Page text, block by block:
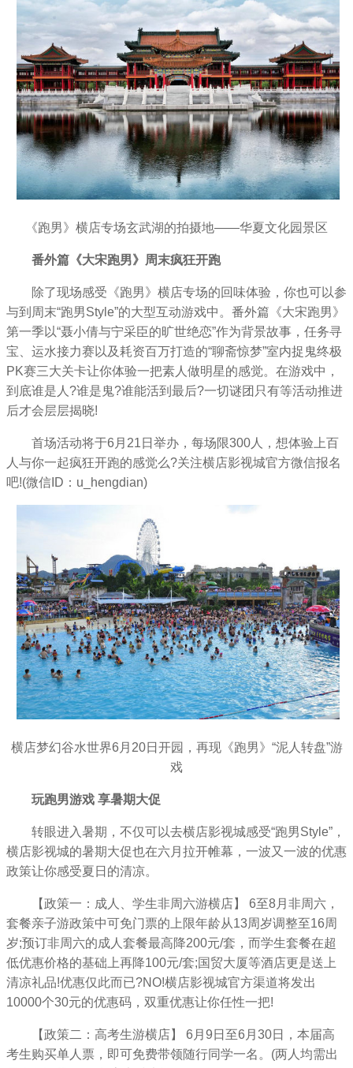
《跑男》横店专场玄武湖的拍摄地——华夏文化园景区
番外篇《大宋跑男》周末疯狂开跑
除了现场感受《跑男》横店专场的回味体验，你也可以参
与到周末“跑男Style”的大型互动游戏中。番外篇《大宋跑男》
第一季以“聂小倩与宁采臣的旷世绝恋”作为背景故事，任务寻
宝、运水接力赛以及耗资百万打造的“聊斋惊梦”室内捉鬼终极
PK赛三大关卡让你体验一把素人做明星的感觉。在游戏中，
到底谁是人?谁是鬼?谁能活到最后?一切谜团只有等活动推进
后才会层层揭晓!
首场活动将于6月21日举办，每场限300人，想体验上百
人与你一起疯狂开跑的感觉么?关注横店影视城官方微信报名
吧!(微信ID：u_hengdian)
横店梦幻谷水世界6月20日开园，再现《跑男》“泥人转盘”游
戏
玩跑男游戏 享暑期大促
转眼进入暑期，不仅可以去横店影视城感受“跑男Style”，
横店影视城的暑期大促也在六月拉开帷幕，一波又一波的优惠
政策让你感受夏日的清凉。
【政策一：成人、学生非周六游横店】 6至8月非周六，
套餐亲子游政策中可免门票的上限年龄从13周岁调整至16周
岁;预订非周六的成人套餐最高降200元/套，而学生套餐在超
低优惠价格的基础上再降100元/套;国贸大厦等酒店更是送上
清凉礼品!优惠仅此而已?NO!横店影视城官方渠道将发出
10000个30元的优惠码，双重优惠让你任性一把!
【政策二：高考生游横店】 6月9日至6月30日，本届高
考生购买单人票，即可免费带领随行同学一名。(两人均需出